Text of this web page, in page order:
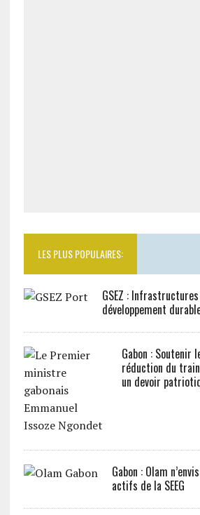
LES PLUS POPULAIRES:
GSEZ :
développement
Gabon : Soutenir
réduction du
un devoir
Gabon : Olam
actifs de la SEEG